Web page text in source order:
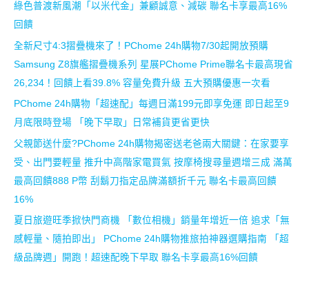
綠色普渡新風潮「以米代金」兼顧誠意、減碳 聯名卡享最高16%
回饋
全新尺寸4:3摺疊機來了！PChome 24h購物7/30起開放預購
Samsung Z8旗艦摺疊機系列 星展PChome Prime聯名卡最高現省
26,234！回饋上看39.8% 容量免費升級 五大預購優惠一次看
PChome 24h購物「超速配」每週日滿199元即享免運 即日起至9
月底限時登場 「晚下早取」日常補貨更省更快
父親節送什麼?PChome 24h購物揭密送老爸兩大關鍵：在家要享
受、出門要輕量 推升中高階家電買氣 按摩椅搜尋量週增三成 滿萬
最高回饋888 P幣 刮鬍刀指定品牌滿額折千元 聯名卡最高回饋
16%
夏日旅遊旺季掀快門商機 「數位相機」銷量年增近一倍 追求「無
感輕量、隨拍即出」 PChome 24h購物推旅拍神器選購指南 「超
級品牌週」開跑！超速配晚下早取 聯名卡享最高16%回饋